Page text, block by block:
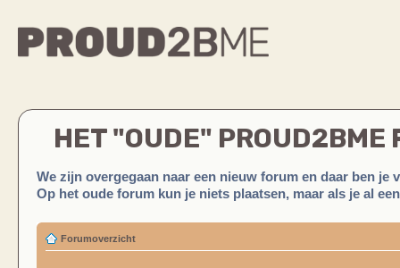
HET "OUDE" PROUD2BME
We zijn overgegaan naar een nieuw forum en daar ben je
Op het oude forum kun je niets plaatsen, maar als je al
Forumoverzicht